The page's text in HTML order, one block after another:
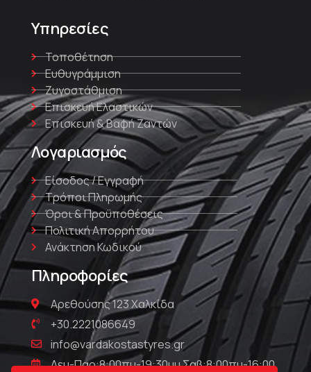
Υπηρεσίες
Τοποθέτηση
Ευθυγράμμιση
Ζυγοστάθμιση
Επισκευή Ελαστικών
Επισκευή & Βαφή Ζαντών
Λογαριασμός
Είσοδος / Εγγραφή
Τρόποι Πληρωμής
Όροι & Προϋποθέσεις
Πολιτική Απορρήτου
Ανάκτηση Κωδικού
Πληροφορίες
Αρεθούσης 123 Χαλκίδα
+30.2221086649
info@vardakostastyres.gr
Δευ-Παρ:8:00πμ-19:30μμ Σαβ:8:00πμ-16:00